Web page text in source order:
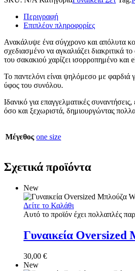
Περιγραφή
Επιπλέον πληροφορίες
Ανακάλυψε ένα σύγχρονο και απόλυτα
σχεδιασμένο να αγκαλιάζει
του σακακιού χαρίζει ισορροπημένο και
Το παντελόνι είναι ψηλόμεσο με
ύφος του συνόλου.
Ιδανικό για επαγγελματικές
όσο και ξεχωριστά, δημιουργώντας
Μέγεθος one size
Σχετικά προϊόντα
New
Δείτε το Καλάθι
Αυτό το προϊόν έχει πολλαπλές
Γυναικεία Oversized
30,00 €
New